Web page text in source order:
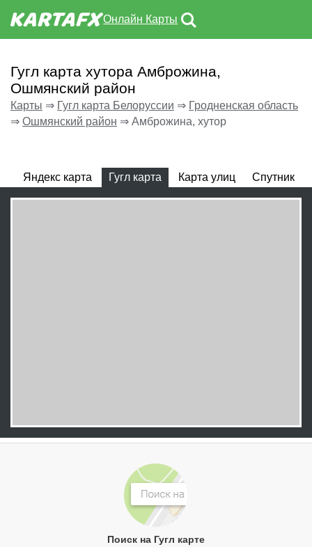
Онлайн Карты
Гугл карта хутора Амброжина,
Ошмянский район
Карты ⇒ Гугл карта Белоруссии ⇒ Гродненская область
⇒ Ошмянский район ⇒ Амброжина, хутор
Яндекс карта Гугл карта Карта улиц Спутник
Поиск на Гугл карте